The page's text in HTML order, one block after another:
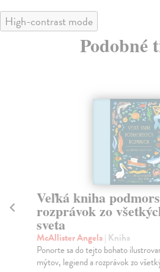
High-contrast mode
Podobné
Veľká kniha zimných
zo všetkých kútov
McAllister Angela
Ďalšia kniha rozprávok pre našich
všetkých kútov sveta.Ďalšia kniha
Na sklade ?